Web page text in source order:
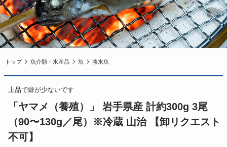
トップ 魚介類・水産品 魚 淡水魚
上品で癖が少ないです
「ヤマメ（養殖）」 岩手県産 計約300g 3尾
（90〜130g／尾）※冷蔵 山治 【卸リクエスト
不可】